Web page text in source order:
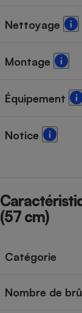
Nettoyage
Montage
Équipement
Notice
(57 cm)
Catégorie
Nombre de